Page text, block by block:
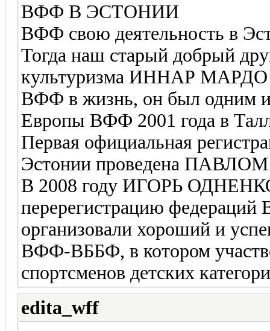
ВФФ В ЭСТОНИИ
ВФФ свою деятельность в
Тогда наш старый добрый
культуризма ИННАР МАРДО
ВФФ в жизнь, он был одним
Европы ВФФ 2001 года в
Первая официальная
Эстонии проведена
В 2008 году ИГОРЬ
перерегистрацию
организовали хороший и
ВФФ-ВББФ, в котором
спортсменов детских
edita_wff